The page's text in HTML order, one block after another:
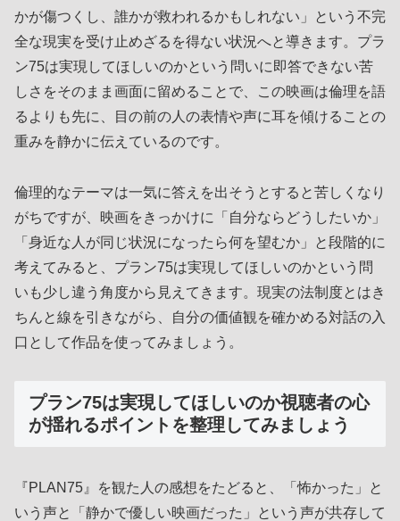
かが傷つくし、誰かが救われるかもしれない」という不完
全な現実を受け止めざるを得ない状況へと導きます。プラ
ン75は実現してほしいのかという問いに即答できない苦
しさをそのまま画面に留めることで、この映画は倫理を語
るよりも先に、目の前の人の表情や声に耳を傾けることの
重みを静かに伝えているのです。
倫理的なテーマは一気に答えを出そうとすると苦しくなり
がちですが、映画をきっかけに「自分ならどうしたいか」
「身近な人が同じ状況になったら何を望むか」と段階的に
考えてみると、プラン75は実現してほしいのかという問
いも少し違う角度から見えてきます。現実の法制度とはき
ちんと線を引きながら、自分の価値観を確かめる対話の入
口として作品を使ってみましょう。
プラン75は実現してほしいのか視聴者の心
が揺れるポイントを整理してみましょう
『PLAN75』を観た人の感想をたどると、「怖かった」と
いう声と「静かで優しい映画だった」という声が共存して